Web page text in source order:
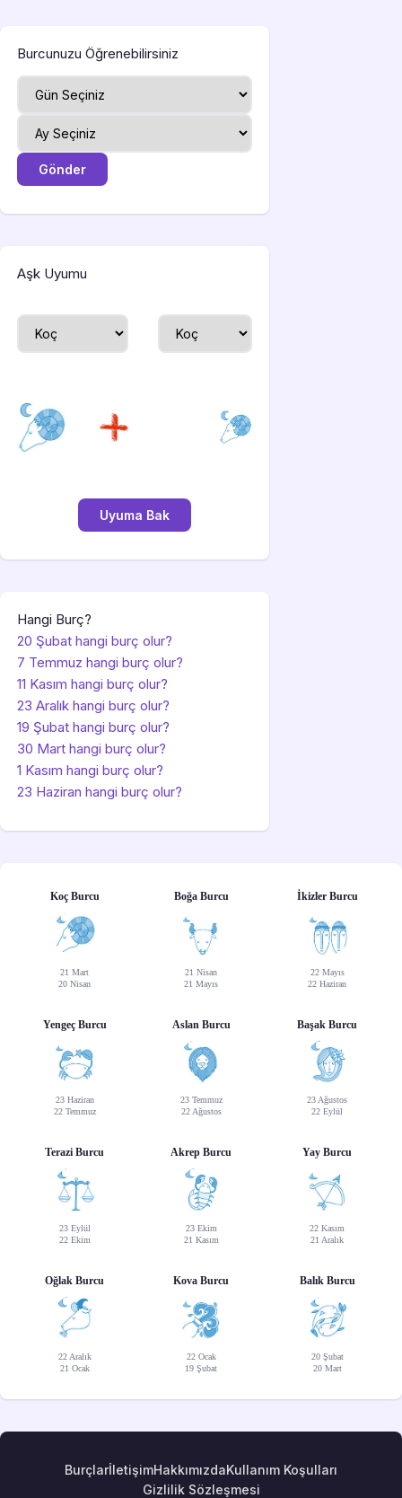
Burcunuzu Öğrenebilirsiniz
Aşk Uyumu
Hangi Burç?
20 Şubat hangi burç olur?
7 Temmuz hangi burç olur?
11 Kasım hangi burç olur?
23 Aralık hangi burç olur?
19 Şubat hangi burç olur?
30 Mart hangi burç olur?
1 Kasım hangi burç olur?
23 Haziran hangi burç olur?
Koç Burcu
21 Mart
20 Nisan
Boğa Burcu
21 Nisan
21 Mayıs
İkizler Burcu
22 Mayıs
22 Haziran
Yengeç Burcu
23 Haziran
22 Temmuz
Aslan Burcu
23 Temmuz
22 Ağustos
Başak Burcu
23 Ağustos
22 Eylül
Terazi Burcu
23 Eylül
22 Ekim
Akrep Burcu
23 Ekim
21 Kasım
Yay Burcu
22 Kasım
21 Aralık
Oğlak Burcu
22 Aralık
21 Ocak
Kova Burcu
22 Ocak
19 Şubat
Balık Burcu
20 Şubat
20 Mart
BurçlarİletişimHakkımızdaKullanım Koşulları
Gizlilik Sözleşmesi